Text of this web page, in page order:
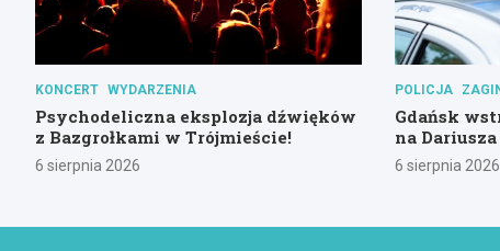
KONCERT WYDARZENIA
Psychodeliczna eksplozja dźwięków
z Bazgrołkami w Trójmieście!
6 sierpnia 2026
POLICJA
Gdańsk
na
6 sierpnia 2026